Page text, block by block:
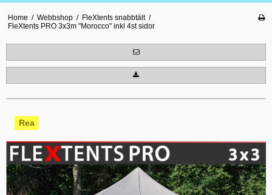
Home / Webbshop / FleXtents snabbtält /
FleXtents PRO 3x3m "Morocco" inkl 4st sidor
Rea